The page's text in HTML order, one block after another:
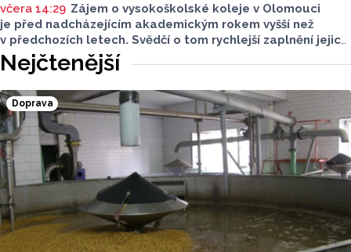
včera 14:29 Zájem o vysokoškolské koleje v Olomouci
je před nadcházejícím akademickým rokem vyšší než
v předchozích letech. Svědčí o tom rychlejší zaplnění jejich
kapacity. Letošní převis poptávky je asi 15 procent, řekl
ČTK mluvčí Univerzity Palackého (UP) v Olomouci Egon
Havrlant. Celková kapacita lůžek na kolejích je letos
zhruba 4300, o dalších přibližně 500 míst se tento počet
navýší příští rok po přestavbě bloku kolejí J. L. Fischera,
doplnil mluvčí.
Nejčtenější
Doprava